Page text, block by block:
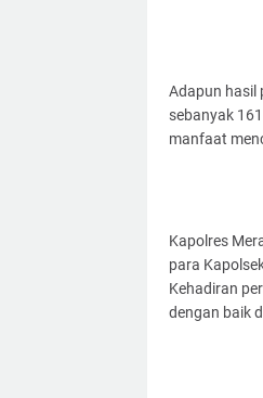
Adapun hasil
sebanyak
manfaat
Kapolres
para
Kehadiran
dengan baik